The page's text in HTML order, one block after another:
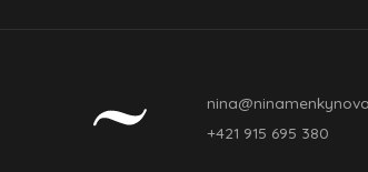
+421 915 695 380